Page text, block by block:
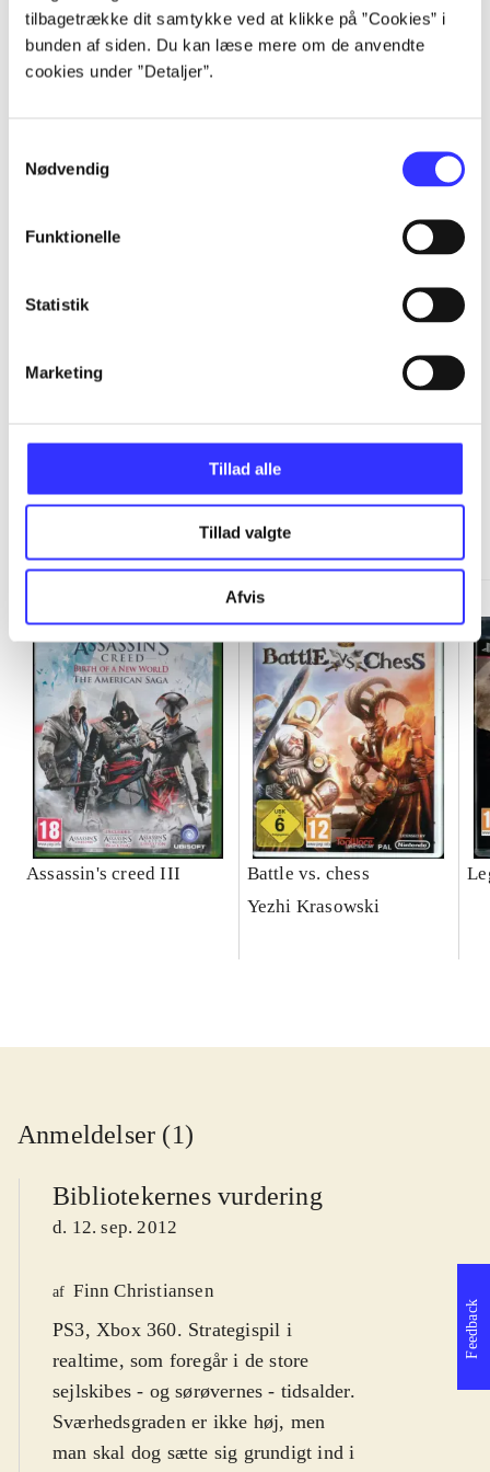
tilbagetrække dit samtykke ved at klikke på ”Cookies” i
bunden af siden. Du kan læse mere om de anvendte
cookies under ”Detaljer”.
Nødvendig
Funktionelle
Statistik
Marketing
Tillad alle
Tillad valgte
Afvis
Alle registrerede artikler fordelt på udgivelser
...
Assassin's creed III
Battle vs. chess
Yezhi Krasowski
Anmeldelser (1)
Bibliotekernes vurdering
d. 12. sep. 2012
af Finn Christiansen
PS3, Xbox 360. Strategispil i
realtime, som foregår i de store
sejlskibes - og sørøvernes - tidsalder.
Sværhedsgraden er ikke høj, men
man skal dog sætte sig grundigt ind i
Feedback